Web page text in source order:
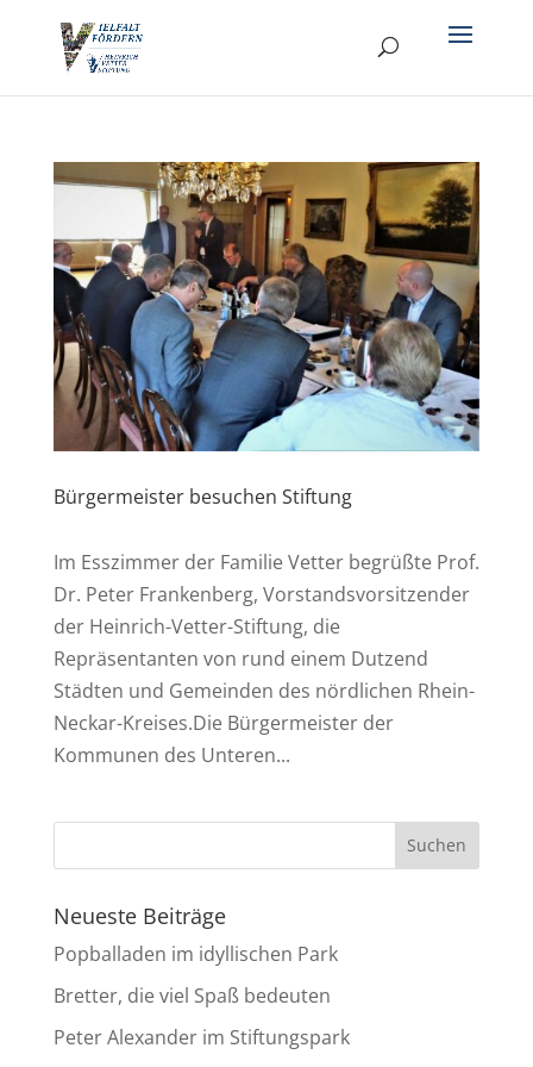
Bürgermeister besuchen Stiftung
Im Esszimmer der Familie Vetter begrüßte Prof.
Dr. Peter Frankenberg, Vorstandsvorsitzender
der Heinrich-Vetter-Stiftung, die
Repräsentanten von rund einem Dutzend
Städten und Gemeinden des nördlichen Rhein-
Neckar-Kreises.Die Bürgermeister der
Kommunen des Unteren...
Neueste Beiträge
Popballaden im idyllischen Park
Bretter, die viel Spaß bedeuten
Peter Alexander im Stiftungspark